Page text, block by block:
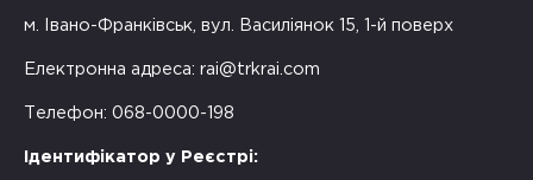
м. Івано-Франківськ, вул. Василіянок 15, 1-й поверх
Електронна адреса: rai@trkrai.com
Телефон: 068-0000-198
Ідентифікатор у Реєстрі: